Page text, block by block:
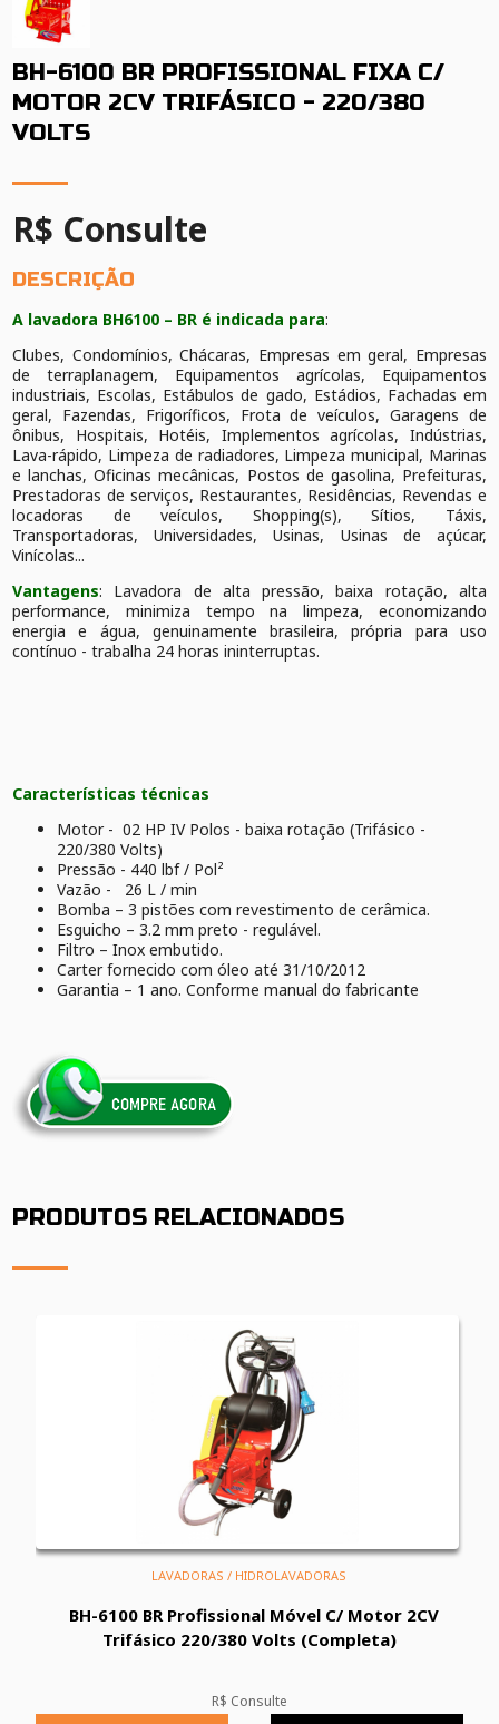
BH-6100 BR PROFISSIONAL FIXA C/
MOTOR 2CV TRIFÁSICO - 220/380
VOLTS
R$ Consulte
DESCRIÇÃO
A lavadora BH6100 – BR é indicada para:
Clubes, Condomínios, Chácaras, Empresas em geral, Empresas
de terraplanagem, Equipamentos agrícolas, Equipamentos
industriais, Escolas, Estábulos de gado, Estádios, Fachadas em
geral, Fazendas, Frigoríficos, Frota de veículos, Garagens de
ônibus, Hospitais, Hotéis, Implementos agrícolas, Indústrias,
Lava-rápido, Limpeza de radiadores, Limpeza municipal, Marinas
e lanchas, Oficinas mecânicas, Postos de gasolina, Prefeituras,
Prestadoras de serviços, Restaurantes, Residências, Revendas e
locadoras de veículos, Shopping(s), Sítios, Táxis,
Transportadoras, Universidades, Usinas, Usinas de açúcar,
Vinícolas...
Vantagens: Lavadora de alta pressão, baixa rotação, alta
performance, minimiza tempo na limpeza, economizando
energia e água, genuinamente brasileira, própria para uso
contínuo - trabalha 24 horas ininterruptas.
Características técnicas
Motor - 02 HP IV Polos - baixa rotação (Trifásico -
220/380 Volts)
Pressão - 440 lbf / Pol²
Vazão - 26 L / min
Bomba – 3 pistões com revestimento de cerâmica.
Esguicho – 3.2 mm preto - regulável.
Filtro – Inox embutido.
Carter fornecido com óleo até 31/10/2012
Garantia – 1 ano. Conforme manual do fabricante
PRODUTOS RELACIONADOS
LAVADORAS / HIDROLAVADORAS
BH-6100 BR Profissional Móvel C/ Motor 2CV
Trifásico 220/380 Volts (Completa)
R$ Consulte